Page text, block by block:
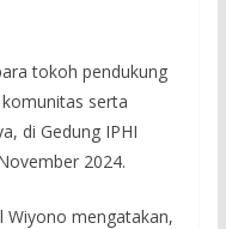
tokoh pendukung
serta
di Gedung IPHI
2024.
Wiyono mengatakan,